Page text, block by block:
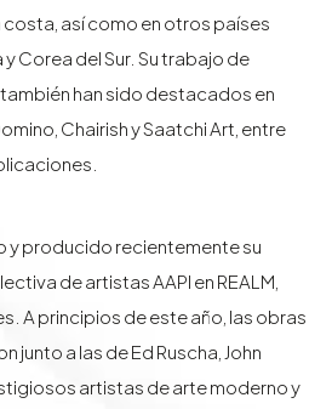
así como en otros países
Corea del Sur. Su trabajo de
han sido destacados en
Chairish y Saatchi Art, entre
y producido recientemente su
de artistas AAPI en REALM,
A principios de este año, las obras
junto a las de Ed Ruscha, John
artistas de arte moderno y